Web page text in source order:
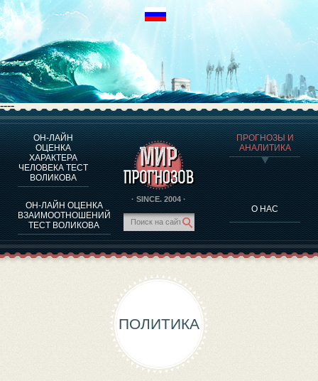
----
ОН-ЛАЙН
ОЦЕНКА
ХАРАКТЕРА
ЧЕЛОВЕКА ТЕСТ
ВОЛИКОВА
ОН-ЛАЙН ОЦЕНКА
ВЗАИМООТНОШЕНИЙ
ТЕСТ ВОЛИКОВА
· SINCE. 2004 ·
ПРОГНОЗЫ И
АНАЛИТИКА
О НАС
О ПРОГРАММЕ
ОЦЕНКА ХАРАКТЕРA ЧЕЛОВЕКА
ОЦЕНКА ХАРАКТЕРА ВЫДАЮЩИХСЯ ЛИЧНОСТЕЙ
О ПРОГРАММЕ
ТЕСТ НА СОВМЕСТИМОСТЬ ВОЛИКОВА
ПРОГНОЗЫ И АНАЛИТИКА
ПОЛИТИКА